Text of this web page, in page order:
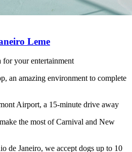
Leme
for your entertainment
an amazing environment to complete
Airport, a 15-minute drive away
the most of Carnival and New
de Janeiro, we accept dogs up to 10